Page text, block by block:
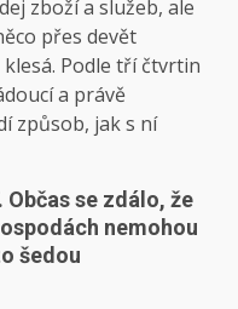
zboží a služeb, ale
přes devět
Podle tří čtvrtin
a právě
způsob, jak s ní
Občas se zdálo, že
nemohou
šedou